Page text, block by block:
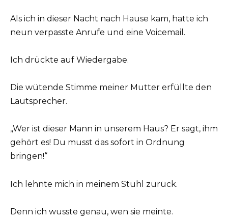
Als ich in dieser Nacht nach Hause kam, hatte ich
neun verpasste Anrufe und eine Voicemail.
Ich drückte auf Wiedergabe.
Die wütende Stimme meiner Mutter erfüllte den
Lautsprecher.
„Wer ist dieser Mann in unserem Haus? Er sagt, ihm
gehört es! Du musst das sofort in Ordnung
bringen!“
Ich lehnte mich in meinem Stuhl zurück.
Denn ich wusste genau, wen sie meinte.